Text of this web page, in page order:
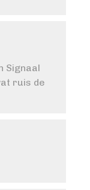
Signaal
ruis de